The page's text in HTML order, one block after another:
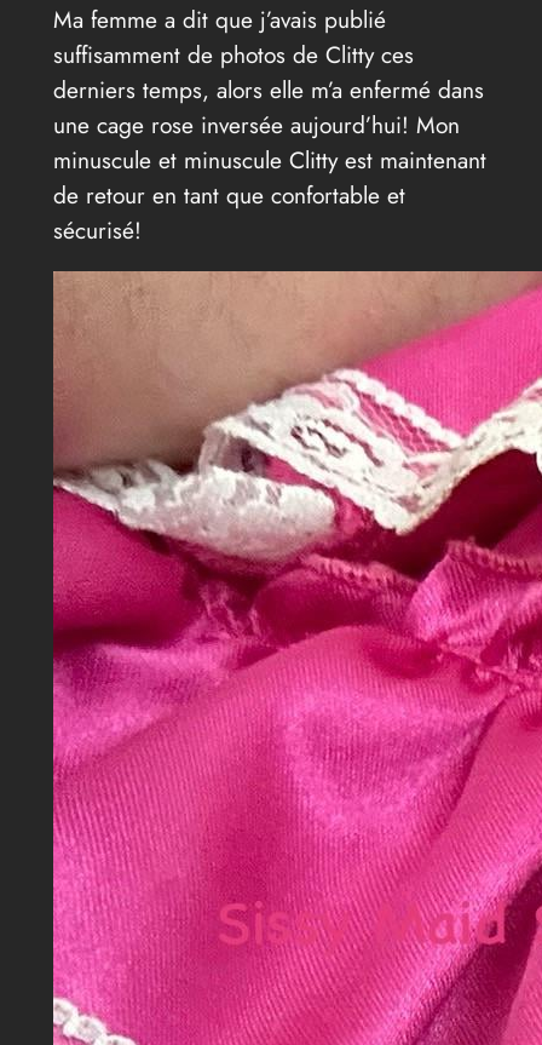
Ma femme a dit que j’avais publié
suffisamment de photos de Clitty ces
derniers temps, alors elle m’a enfermé dans
une cage rose inversée aujourd’hui! Mon
minuscule et minuscule Clitty est maintenant
de retour en tant que confortable et
sécurisé!